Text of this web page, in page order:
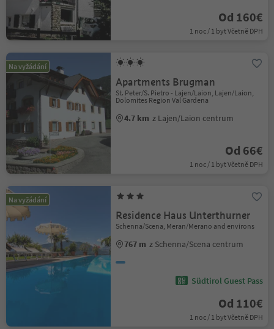
Od 160€
1 noc / 1 byt Včetně DPH
Na vyžádání
Apartments Brugman
St. Peter/S. Pietro - Lajen/Laion, Lajen/Laion,
Dolomites Region Val Gardena
4.7 km z Lajen/Laion centrum
Od 66€
1 noc / 1 byt Včetně DPH
Na vyžádání
Residence Haus Unterthurner
Schenna/Scena, Meran/Merano and environs
767 m z Schenna/Scena centrum
Südtirol Guest Pass
Od 110€
1 noc / 1 byt Včetně DPH